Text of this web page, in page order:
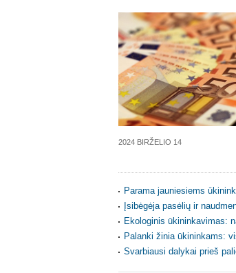
2024 BIRŽELIO 14
Parama jauniesiems
Įsibėgėja pasėlių ir
Ekologinis ūkininkavimas:
Palanki žinia ūkininkams:
Svarbiausi dalykai prieš